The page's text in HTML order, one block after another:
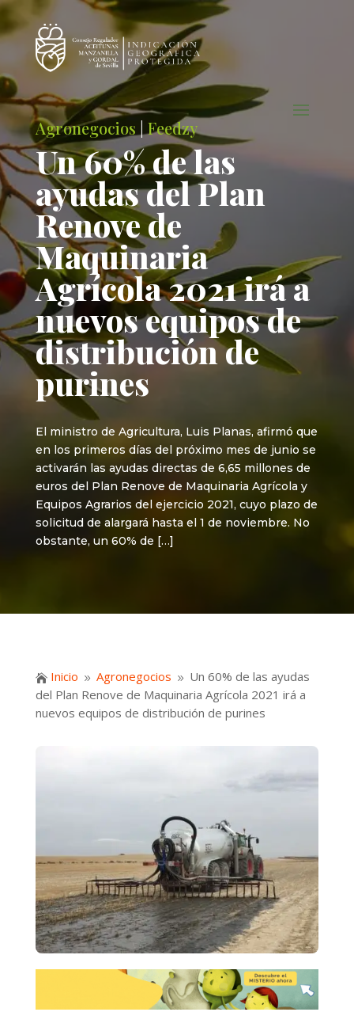
Agronegocios |Feedzy
Un 60% de las
ayudas del Plan
Renove de
Maquinaria
Agrícola 2021 irá a
nuevos equipos de
distribución de
purines
El ministro de Agricultura, Luis Planas, afirmó que
en los primeros días del próximo mes de junio se
activarán las ayudas directas de 6,65 millones de
euros del Plan Renove de Maquinaria Agrícola y
Equipos Agrarios del ejercicio 2021, cuyo plazo de
solicitud de alargará hasta el 1 de noviembre. No
obstante, un 60% de […]
 Inicio 9 Agronegocios 9 Un 60% de las ayudas
del Plan Renove de Maquinaria Agrícola 2021 irá a
nuevos equipos de distribución de purines